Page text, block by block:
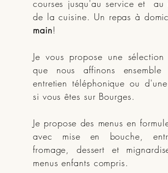
courses jusqu'au service et au
de la cuisine. Un repas à
main!
Je vous propose une sélection
que nous affinons
entretien téléphonique ou
si vous êtes sur Bourges.
Je propose des menus en
avec mise en bouche,
fromage, dessert et
menus enfants compris.